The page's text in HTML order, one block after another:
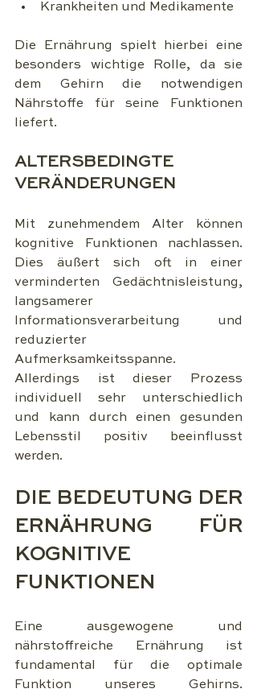
Krankheiten und Medikamente
Die Ernährung spielt hierbei eine
besonders wichtige Rolle, da sie
dem Gehirn die notwendigen
Nährstoffe für seine Funktionen
liefert.
ALTERSBEDINGTE
VERÄNDERUNGEN
Mit zunehmendem Alter können
kognitive Funktionen nachlassen.
Dies äußert sich oft in einer
verminderten Gedächtnisleistung,
langsamerer
Informationsverarbeitung und
reduzierter
Aufmerksamkeitsspanne.
Allerdings ist dieser Prozess
individuell sehr unterschiedlich
und kann durch einen gesunden
Lebensstil positiv beeinflusst
werden.
DIE BEDEUTUNG DER
ERNÄHRUNG FÜR
KOGNITIVE
FUNKTIONEN
Eine ausgewogene und
nährstoffreiche Ernährung ist
fundamental für die optimale
Funktion unseres Gehirns.